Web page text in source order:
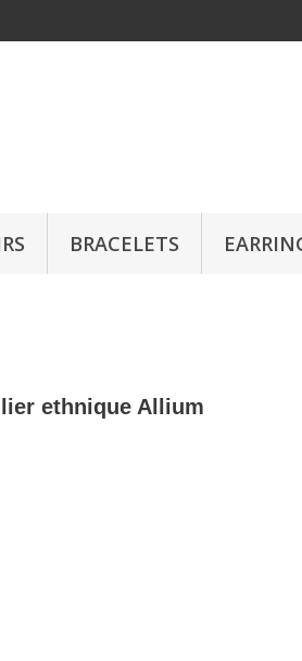
BRACELETS
ethnique Allium